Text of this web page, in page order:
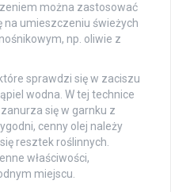
można zastosować
na umieszczeniu świeżych
np. oliwie z
sprawdzi się w zaciszu
wodna. W tej technice
się w garnku z
cenny olej należy
resztek roślinnych.
właściwości,
miejscu.